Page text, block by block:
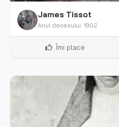
James Tissot
Anul decesului: 1902
Îmi place